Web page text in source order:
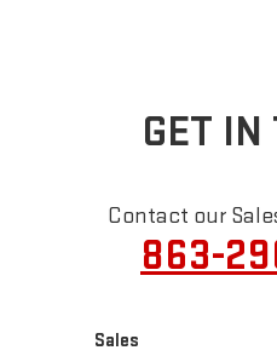
GET IN
Contact our
863-
Sales